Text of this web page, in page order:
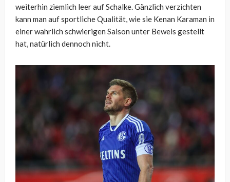
weiterhin ziemlich leer auf Schalke. Gänzlich verzichten
kann man auf sportliche Qualität, wie sie Kenan Karaman in
einer wahrlich schwierigen Saison unter Beweis gestellt
hat, natürlich dennoch nicht.